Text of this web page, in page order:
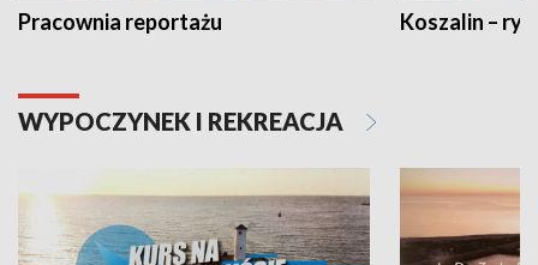
Pracownia reportażu Koszalin –
WYPOCZYNEK I REKREACJA